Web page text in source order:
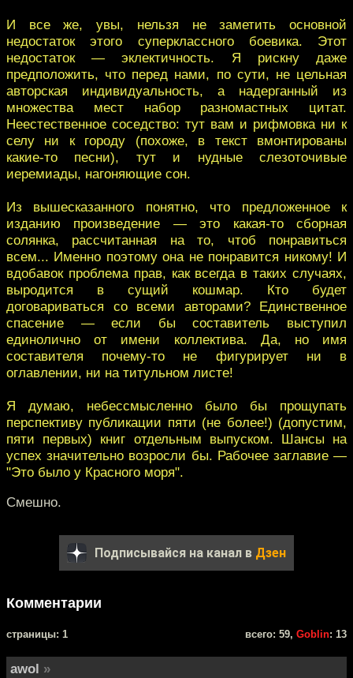
И все же, увы, нельзя не заметить основной
недостаток этого суперклассного боевика. Этот
недостаток — эклектичность. Я рискну даже
предположить, что перед нами, по сути, не цельная
авторская индивидуальность, а надерганный из
множества мест набор разномастных цитат.
Неестественное соседство: тут вам и рифмовка ни к
селу ни к городу (похоже, в текст вмонтированы
какие-то песни), тут и нудные слезоточивые
иеремиады, нагоняющие сон.
Из вышесказанного понятно, что предложенное к
изданию произведение — это какая-то сборная
солянка, рассчитанная на то, чтоб понравиться
всем... Именно поэтому она не понравится никому! И
вдобавок проблема прав, как всегда в таких случаях,
выродится в сущий кошмар. Кто будет
договариваться со всеми авторами? Единственное
спасение — если бы составитель выступил
единолично от имени коллектива. Да, но имя
составителя почему-то не фигурирует ни в
оглавлении, ни на титульном листе!
Я думаю, небессмысленно было бы прощупать
перспективу публикации пяти (не более!) (допустим,
пяти первых) книг отдельным выпуском. Шансы на
успех значительно возросли бы. Рабочее заглавие —
"Это было у Красного моря".
Смешно.
Подписывайся на канал в Дзен
Комментарии
cтраницы: 1 всего: 59, Goblin: 13
awol »